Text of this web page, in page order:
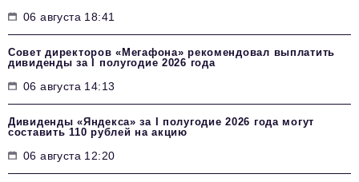
06 августа 18:41
Совет директоров «Мегафона» рекомендовал выплатить
дивиденды за I полугодие 2026 года
06 августа 14:13
Дивиденды «Яндекса» за I полугодие 2026 года могут
составить 110 рублей на акцию
06 августа 12:20